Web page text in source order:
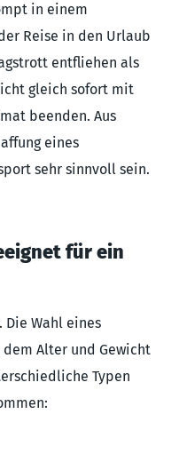
in einem
Reise in den Urlaub
entfliehen als
gleich sofort mit
beenden. Aus
eines
sehr sinnvoll sein.
für ein
Die Wahl eines
Alter und Gewicht
Typen